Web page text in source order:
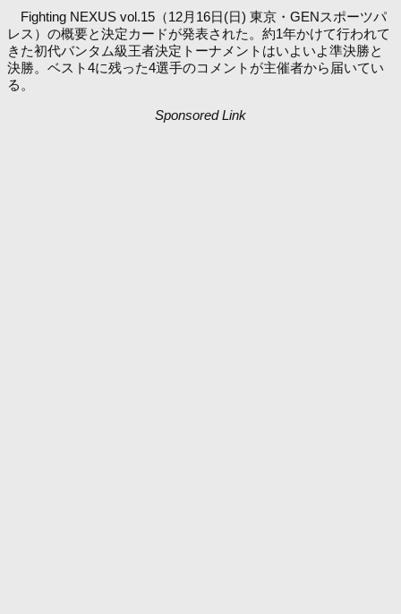
Fighting NEXUS vol.15（12月16日(日) 東京・GENスポーツパ
レス）の概要と決定カードが発表された。約1年かけて行われて
きた初代バンタム級王者決定トーナメントはいよいよ準決勝と
決勝。ベスト4に残った4選手のコメントが主催者から届いてい
る。
Sponsored Link